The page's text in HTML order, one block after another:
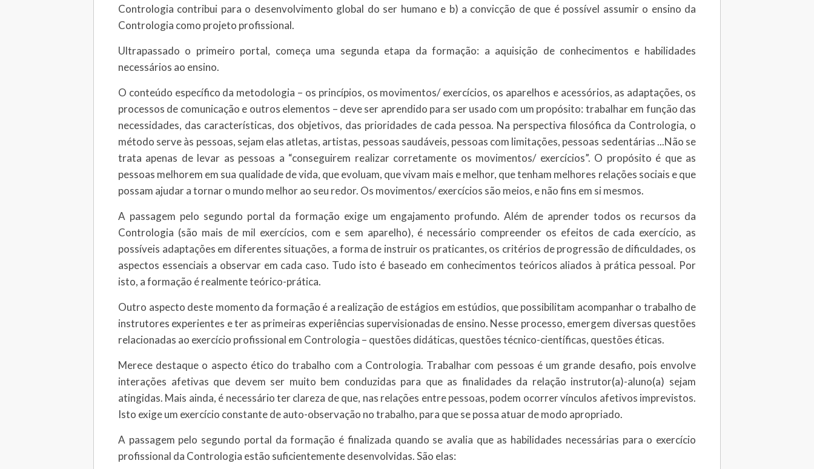
Contrologia contribui para o desenvolvimento global do ser humano e b) a convicção de que é possível assumir o ensino da
Contrologia como projeto profissional.
Ultrapassado o primeiro portal, começa uma segunda etapa da formação: a aquisição de conhecimentos e habilidades
necessários ao ensino.
O conteúdo específico da metodologia – os princípios, os movimentos/ exercícios, os aparelhos e acessórios, as adaptações, os
processos de comunicação e outros elementos – deve ser aprendido para ser usado com um propósito: trabalhar em função das
necessidades, das características, dos objetivos, das prioridades de cada pessoa. Na perspectiva filosófica da Contrologia, o
método serve às pessoas, sejam elas atletas, artistas, pessoas saudáveis, pessoas com limitações, pessoas sedentárias ...Não se
trata apenas de levar as pessoas a “conseguirem realizar corretamente os movimentos/ exercícios”. O propósito é que as
pessoas melhorem em sua qualidade de vida, que evoluam, que vivam mais e melhor, que tenham melhores relações sociais e que
possam ajudar a tornar o mundo melhor ao seu redor. Os movimentos/ exercícios são meios, e não fins em si mesmos.
A passagem pelo segundo portal da formação exige um engajamento profundo. Além de aprender todos os recursos da
Contrologia (são mais de mil exercícios, com e sem aparelho), é necessário compreender os efeitos de cada exercício, as
possíveis adaptações em diferentes situações, a forma de instruir os praticantes, os critérios de progressão de dificuldades, os
aspectos essenciais a observar em cada caso. Tudo isto é baseado em conhecimentos teóricos aliados à prática pessoal. Por
isto, a formação é realmente teórico-prática.
Outro aspecto deste momento da formação é a realização de estágios em estúdios, que possibilitam acompanhar o trabalho de
instrutores experientes e ter as primeiras experiências supervisionadas de ensino. Nesse processo, emergem diversas questões
relacionadas ao exercício profissional em Contrologia – questões didáticas, questões técnico-científicas, questões éticas.
Merece destaque o aspecto ético do trabalho com a Contrologia. Trabalhar com pessoas é um grande desafio, pois envolve
interações afetivas que devem ser muito bem conduzidas para que as finalidades da relação instrutor(a)-aluno(a) sejam
atingidas. Mais ainda, é necessário ter clareza de que, nas relações entre pessoas, podem ocorrer vínculos afetivos imprevistos.
Isto exige um exercício constante de auto-observação no trabalho, para que se possa atuar de modo apropriado.
A passagem pelo segundo portal da formação é finalizada quando se avalia que as habilidades necessárias para o exercício
profissional da Contrologia estão suficientemente desenvolvidas. São elas: